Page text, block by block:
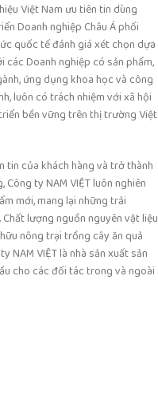
Việt Nam ưu tiên tin dùng
Doanh nghiệp Châu Á phối
quốc tế đánh giá xét chọn dựa
Doanh nghiệp có sản phẩm,
ứng dụng khoa học và công
luôn có trách nhiệm với xã hội
bền vững trên thị trường Việt
tin của khách hàng và trở thành
ty NAM VIỆT luôn nghiên
mới, mang lại những trải
lượng nguồn nguyên vật liệu
nông trại trồng cây ăn quả
NAM VIỆT là nhà sản xuất sản
cho các đối tác trong và ngoài